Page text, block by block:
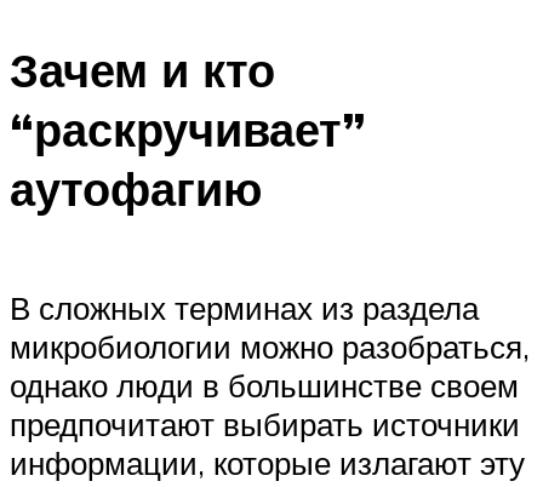
Зачем и кто
“раскручивает”
аутофагию
В сложных терминах из раздела
микробиологии можно разобраться,
однако люди в большинстве своем
предпочитают выбирать источники
информации, которые излагают эту